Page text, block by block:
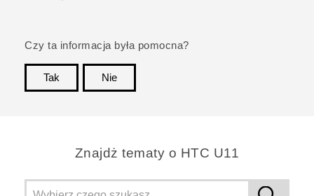
Czy ta informacja była pomocna?
Tak
Nie
Znajdż tematy o HTC U11